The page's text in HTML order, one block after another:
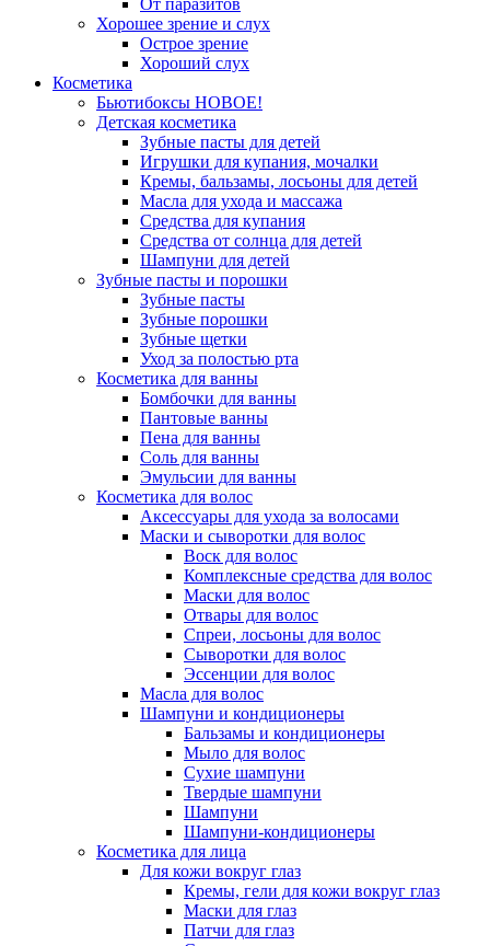
От паразитов
Хорошее зрение и слух
Острое зрение
Хороший слух
Косметика
Бьютибоксы НОВОЕ!
Детская косметика
Зубные пасты для детей
Игрушки для купания, мочалки
Кремы, бальзамы, лосьоны для детей
Масла для ухода и массажа
Средства для купания
Средства от солнца для детей
Шампуни для детей
Зубные пасты и порошки
Зубные пасты
Зубные порошки
Зубные щетки
Уход за полостью рта
Косметика для ванны
Бомбочки для ванны
Пантовые ванны
Пена для ванны
Соль для ванны
Эмульсии для ванны
Косметика для волос
Аксессуары для ухода за волосами
Маски и сыворотки для волос
Воск для волос
Комплексные средства для волос
Маски для волос
Отвары для волос
Спреи, лосьоны для волос
Сыворотки для волос
Эссенции для волос
Масла для волос
Шампуни и кондиционеры
Бальзамы и кондиционеры
Мыло для волос
Сухие шампуни
Твердые шампуни
Шампуни
Шампуни-кондиционеры
Косметика для лица
Для кожи вокруг глаз
Кремы, гели для кожи вокруг глаз
Маски для глаз
Патчи для глаз